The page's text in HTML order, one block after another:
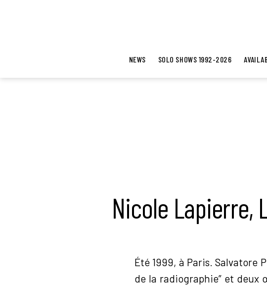
NEWS SOLO SHOWS 1992-2026
Nicole Lapierre,
Été 1999, à Paris. Salvatore
de la radiographie” et deux